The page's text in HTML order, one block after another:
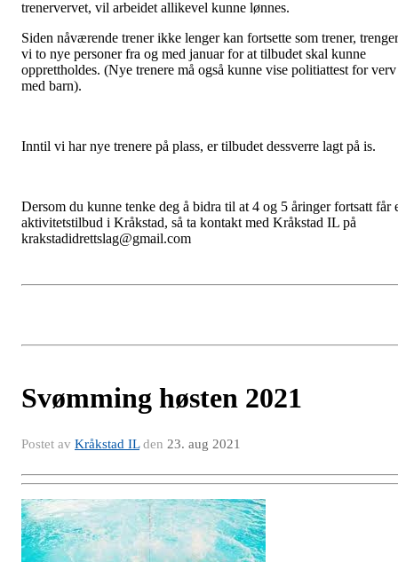
trenervervet, vil arbeidet allikevel kunne lønnes.
Siden nåværende trener ikke lenger kan fortsette som trener, trenger
vi to nye personer fra og med januar for at tilbudet skal kunne
opprettholdes. (Nye trenere må også kunne vise politiattest for verv
med barn).
Inntil vi har nye trenere på plass, er tilbudet dessverre lagt på is.
Dersom du kunne tenke deg å bidra til at 4 og 5 åringer fortsatt får
aktivitetstilbud i Kråkstad, så ta kontakt med Kråkstad IL på
krakstadidrettslag@gmail.com
Svømming høsten 2021
Postet av Kråkstad ILden 23. aug 2021